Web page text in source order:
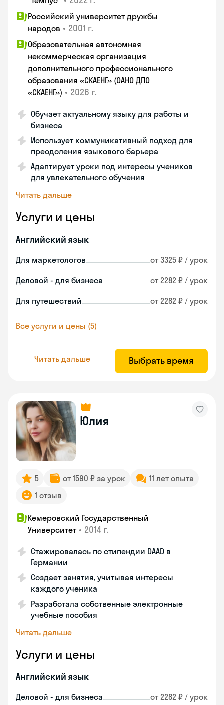
Российский университет дружбы
народов • 2001 г.
Образовательная автономная
некоммерческая организация
дополнительного профессионального
образования «СКАЕНГ» (ОАНО ДПО
«СКАЕНГ») • 2026 г.
Обучает актуальному языку для работы и
бизнеса
Использует коммуникативный подход для
преодоления языкового барьера
Адаптирует уроки под интересы учеников
для увлекательного обучения
Читать дальше
Услуги и цены
Английский язык
Для маркетологов от 3325 ₽ / урок
Деловой - для бизнеса от 2282 ₽ / урок
Для путешествий от 2282 ₽ / урок
Все услуги и цены (5)
Читать дальше Выбрать время
Юлия
5 от 1590 ₽ за урок
11 лет опыта
1 отзыв
Кемеровский Государственный
Университет • 2014 г.
Стажировалась по стипендии DAAD в
Германии
Создает занятия, учитывая интересы
каждого ученика
Разработала собственные электронные
учебные пособия
Читать дальше
Услуги и цены
Английский язык
Деловой - для бизнеса от 2282 ₽ / урок